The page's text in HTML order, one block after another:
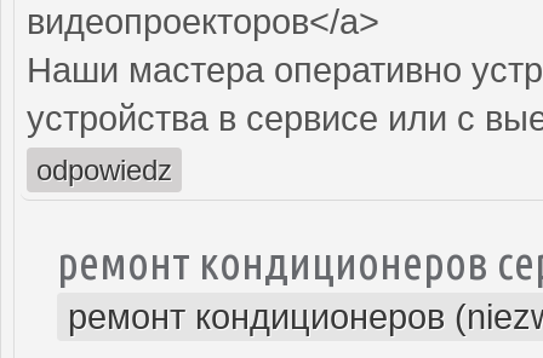
видеопроекторов</a>
Наши мастера оперативно
устройства в сервисе или с
odpowiedz
ремонт кондиционеров
ремонт кондиционеров